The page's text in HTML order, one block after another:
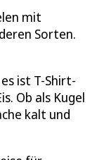
mit
Sorten.
ist T-Shirt-
Ob als Kugel
kalt und